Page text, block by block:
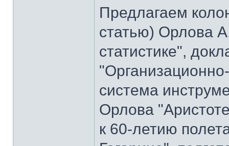
Предлагаем
статью) Орлова
статистике",
система
Орлова
к 60-летию